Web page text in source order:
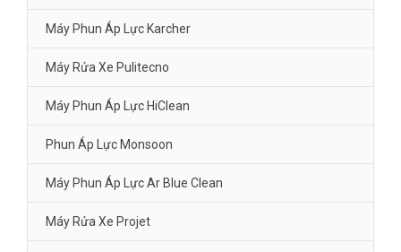
Máy Phun Áp Lực Karcher
Máy Rửa Xe Pulitecno
Máy Phun Áp Lực HiClean
Phun Áp Lực Monsoon
Máy Phun Áp Lực Ar Blue Clean
Máy Rửa Xe Projet